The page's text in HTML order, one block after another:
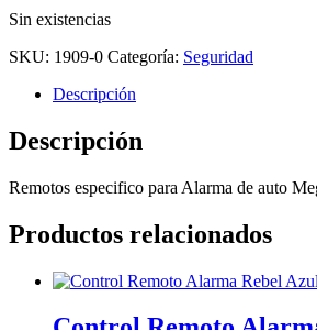
Sin existencias
SKU: 1909-0 Categoría: Seguridad
Descripción
Descripción
Remotos especifico para Alarma de auto
Productos relacionados